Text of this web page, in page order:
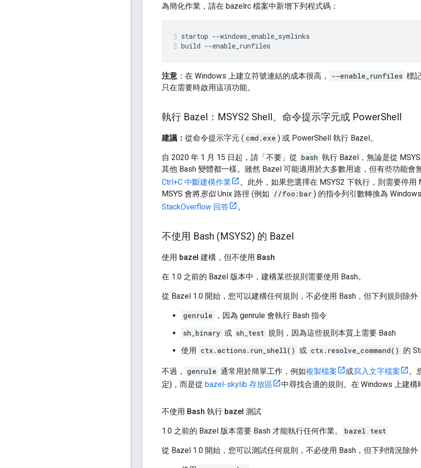
為簡化作業，請在 bazelrc 檔案中新增下列程式碼：
startup --windows_enable_symlinks
build --enable_runfiles
注意 ：在 Windows 上建立符號連結的成本很高， --enable_runfiles 標
只在需要時啟用這項功能。
執行 Bazel：MSYS2 Shell、命令提示字元或 PowerShell
建議： 從命令提示字元 ( cmd.exe ) 或 PowerShell 執行 Bazel。
自 2020 年 1 月 15 日起，請「不要」 從 bash 執行 Bazel，無論是從
其他 Bash 變體都一樣。雖然 Bazel 可能適用於大多數用途，但有些功能會
Ctrl+C 中斷建構作業
。此外，如果您選擇在 MSYS2 下執行，則需要停用
MSYS 會將形似Unix 路徑 (例如 //foo:bar ) 的指令列引數轉換為
StackOverflow 回答
。
不使用 Bash (MSYS2) 的 Bazel
使用 bazel 建構，但不使用 Bash
在 1.0 之前的 Bazel 版本中，建構某些規則需要使用 Bash。
從 Bazel 1.0 開始，您可以建構任何規則，不必使用 Bash，但下列規則除外
genrule
，因為 genrule 會執行 Bash 指令
sh_binary 或 sh_test 規則，因為這些規則本質上需要 Bash
使用 ctx.actions.run_shell() 或 ctx.resolve_command() 的
不過， genrule 通常用於簡單工作，例如複製檔案 或寫入文字檔案 。
定)，而是從 bazel-skylib 存放區 中尋找合適的規則。在 Windows 上建構
不使用 Bash 執行 bazel 測試
1.0 之前的 Bazel 版本需要 Bash 才能執行任何作業。 bazel test
從 Bazel 1.0 開始，您可以測試任何規則，不必使用 Bash，但下列情況除外